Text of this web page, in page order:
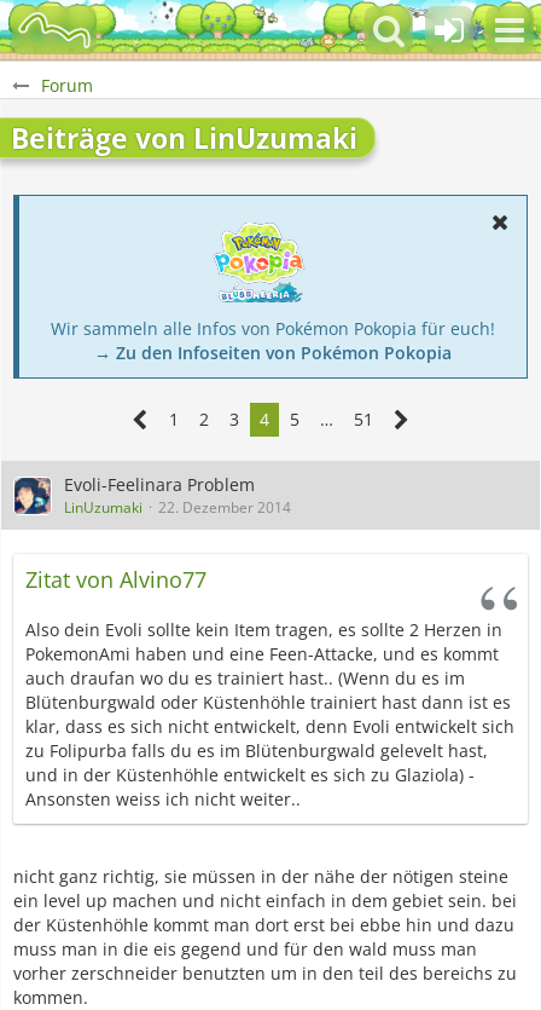
Forum
Beiträge von LinUzumaki
Wir sammeln alle Infos von Pokémon Pokopia für euch!
→ Zu den Infoseiten von Pokémon Pokopia
1 2 3 4 5 … 51
Evoli-Feelinara Problem
LinUzumaki 22. Dezember 2014
Zitat von Alvino77
Also dein Evoli sollte kein Item tragen, es sollte 2 Herzen in
PokemonAmi haben und eine Feen-Attacke, und es kommt
auch draufan wo du es trainiert hast.. (Wenn du es im
Blütenburgwald oder Küstenhöhle trainiert hast dann ist es
klar, dass es sich nicht entwickelt, denn Evoli entwickelt sich
zu Folipurba falls du es im Blütenburgwald gelevelt hast,
und in der Küstenhöhle entwickelt es sich zu Glaziola) -
Ansonsten weiss ich nicht weiter..
nicht ganz richtig, sie müssen in der nähe der nötigen steine
ein level up machen und nicht einfach in dem gebiet sein. bei
der Küstenhöhle kommt man dort erst bei ebbe hin und dazu
muss man in die eis gegend und für den wald muss man
vorher zerschneider benutzten um in den teil des bereichs zu
kommen.